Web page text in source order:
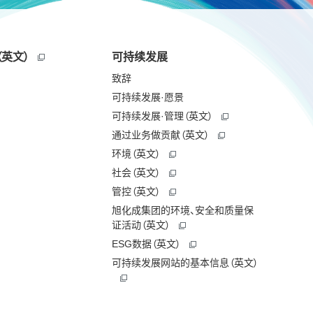
文） 可持续发展
致辞
可持续发展·愿景
可持续发展·管理（英文）
通过业务做贡献（英文）
环境（英文）
社会（英文）
管控（英文）
旭化成集团的环境、安全和质量保
证活动（英文）
ESG数据（英文）
可持续发展网站的基本信息（英文）